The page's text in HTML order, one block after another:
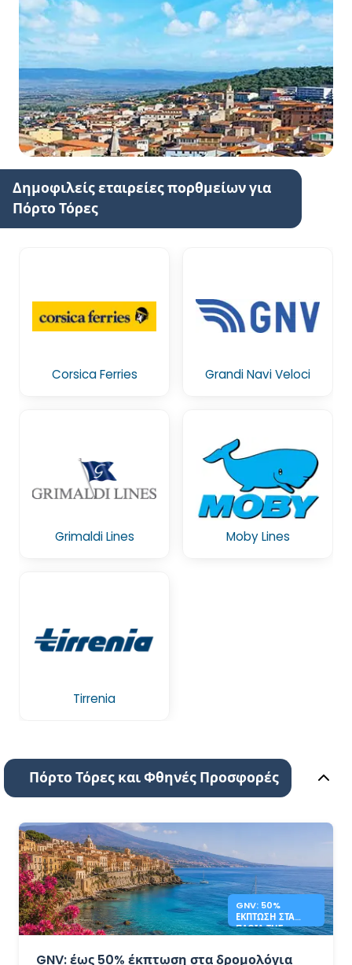
Δημοφιλείς εταιρείες πορθμείων για
Πόρτο Τόρες
Corsica Ferries Grandi Navi Veloci
Grimaldi Lines Moby Lines
Tirrenia
Πόρτο Τόρες και Φθηνές Προσφορές
GNV: 50%
ΈΚΠΤΩΣΗ ΣΤΑ
ΠΛΟΊΑ ΤΗΣ
ΣΑΡΔΗΝΊΑΣ
GNV: έως 50% έκπτωση στα δρομολόγια